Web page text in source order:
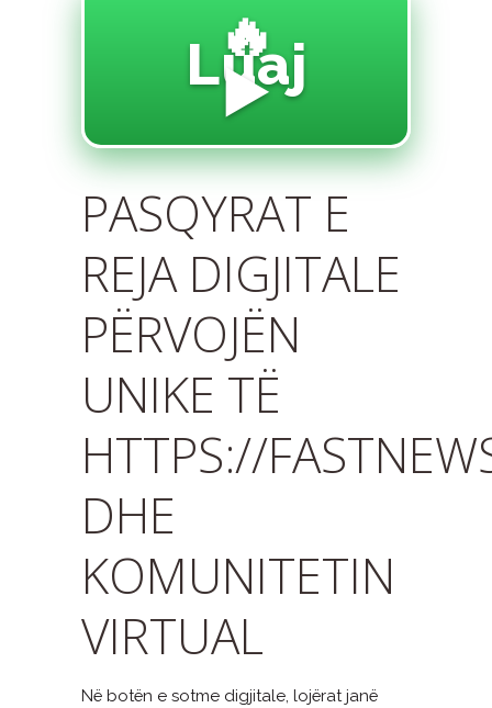
🔥
Luaj
▶️
PASQYRAT E
REJA DIGJITALE
PËRVOJËN
UNIKE TË
HTTPS://
DHE
KOMUNITETIN
VIRTUAL
Në botën e sotme digjitale, lojërat janë